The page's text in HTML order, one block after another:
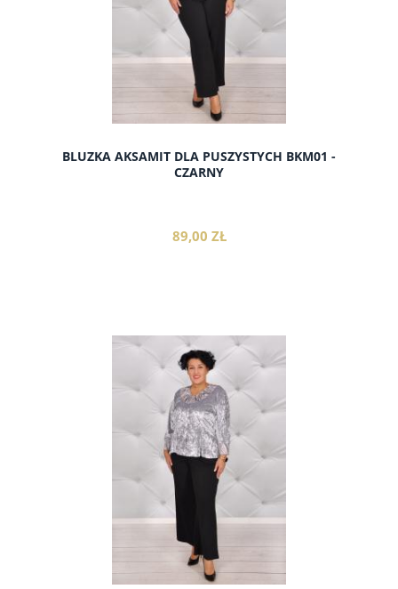
BLUZKA AKSAMIT DLA PUSZYSTYCH BKM01 -
CZARNY
89,00 ZŁ
do koszyka